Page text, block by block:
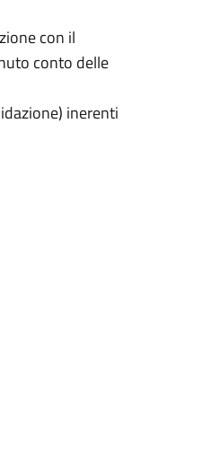
con il
conto delle
inerenti